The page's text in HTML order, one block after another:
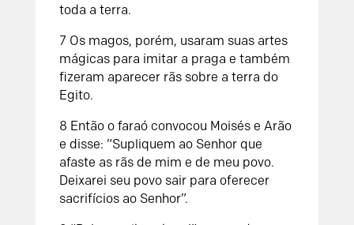
toda a terra.
7 Os magos, porém, usaram suas artes
mágicas para imitar a praga e também
fizeram aparecer rãs sobre a terra do
Egito.
8 Então o faraó convocou Moisés e Arão
e disse: “Supliquem ao Senhor que
afaste as rãs de mim e de meu povo.
Deixarei seu povo sair para oferecer
sacrifícios ao Senhor”.